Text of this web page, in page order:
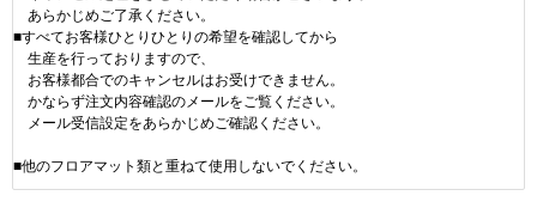
あらかじめご了承ください。
■すべてお客様ひとりひとりの希望を確認してから
生産を行っておりますので、
お客様都合でのキャンセルはお受けできません。
かならず注文内容確認のメールをご覧ください。
メール受信設定をあらかじめご確認ください。
■他のフロアマット類と重ねて使用しないでください。